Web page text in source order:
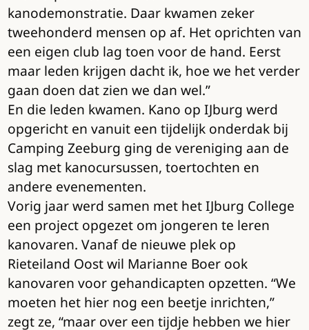
kanodemonstratie. Daar kwamen zeker
tweehonderd mensen op af. Het oprichten van
een eigen club lag toen voor de hand. Eerst
maar leden krijgen dacht ik, hoe we het verder
gaan doen dat zien we dan wel.”
En die leden kwamen. Kano op IJburg werd
opgericht en vanuit een tijdelijk onderdak bij
Camping Zeeburg ging de vereniging aan de
slag met kanocursussen, toertochten en
andere evenementen.
Vorig jaar werd samen met het IJburg College
een project opgezet om jongeren te leren
kanovaren. Vanaf de nieuwe plek op
Rieteiland Oost wil Marianne Boer ook
kanovaren voor gehandicapten opzetten. “We
moeten het hier nog een beetje inrichten,”
zegt ze, “maar over een tijdje hebben we hier